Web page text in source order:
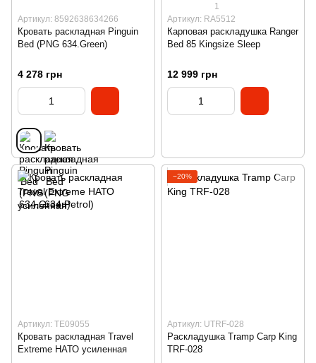
Артикул: 8592638634266
Кровать раскладная Pinguin
Bed (PNG 634.Green)
4 278 грн
1
Артикул: RA5512
Карповая раскладушка Ranger
Bed 85 Kingsize Sleep
12 999 грн
Артикул: TE09055
Кровать раскладная Travel
Extreme НАТО усиленная
−20%
Артикул: UTRF-028
Раскладушка Tramp Carp King
TRF-028